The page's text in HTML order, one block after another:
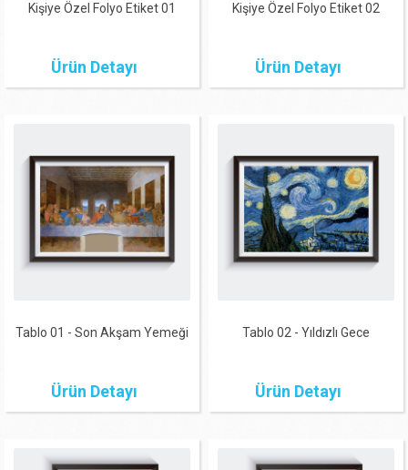
Kişiye Özel Folyo Etiket 01
Ürün Detayı
Kişiye Özel Folyo Etiket 02
Ürün Detayı
Tablo 01 - Son Akşam Yemeği
Ürün Detayı
Tablo 02 - Yıldızlı Gece
Ürün Detayı